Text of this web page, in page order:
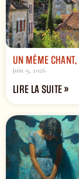
UN MÊME
juin 9, 2026
LIRE LA SUITE »